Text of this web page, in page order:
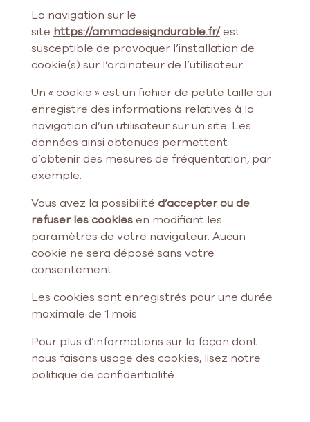
La navigation sur le
site https://ammadesigndurable.fr/est
susceptible de provoquer l’installation de
cookie(s) sur l’ordinateur de l’utilisateur.
Un « cookie » est un fichier de petite taille qui
enregistre des informations relatives à la
navigation d’un utilisateur sur un site. Les
données ainsi obtenues permettent
d’obtenir des mesures de fréquentation, par
exemple.
Vous avez la possibilité d’accepter ou de
refuser les cookiesen modifiant les
paramètres de votre navigateur. Aucun
cookie ne sera déposé sans votre
consentement.
Les cookies sont enregistrés pour une durée
maximale de 1 mois.
Pour plus d’informations sur la façon dont
nous faisons usage des cookies, lisez notre
politique de confidentialité.